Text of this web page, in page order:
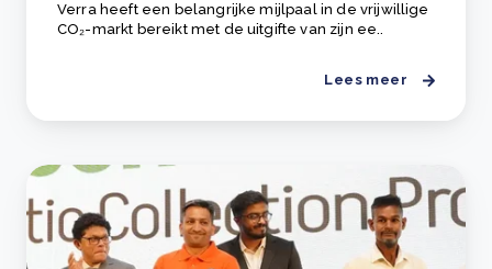
Verra heeft een belangrijke mijlpaal in de vrijwillige
CO₂-markt bereikt met de uitgifte van zijn ee..
Lees meer